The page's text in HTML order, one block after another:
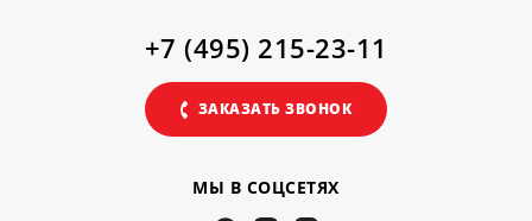
МЫ В СОЦСЕТЯХ
+7 (495) 215-23-11
ЗАКАЗАТЬ ЗВОНОК